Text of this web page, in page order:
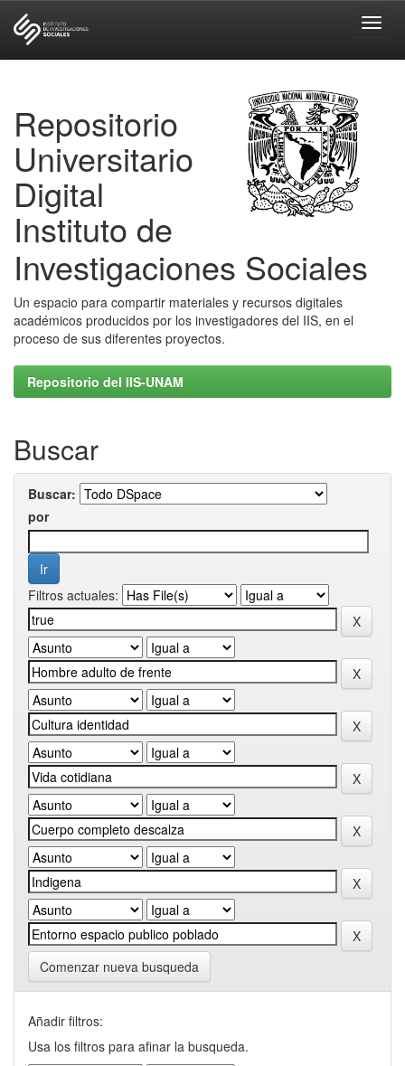
Repositorio
Universitario
Digital
Instituto de
Investigaciones Sociales
Un espacio para compartir materiales y recursos digitales
académicos producidos por los investigadores del IIS, en el
proceso de sus diferentes proyectos.
Repositorio del IIS-UNAM
Buscar
Buscar:
por
Filtros actuales:
Comenzar nueva busqueda
Añadir filtros:
Usa los filtros para afinar la busqueda.